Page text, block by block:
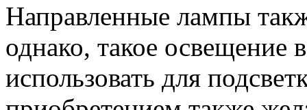
Направленные лампы
однако, такое
использовать для